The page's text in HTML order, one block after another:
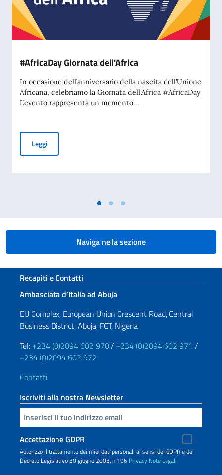
#AfricaDay Giornata dell'Africa
In occasione dell’anniversario della nascita dell’Unione
Africana, celebriamo la Giornata dell'Africa #AfricaDay
L’evento rappresenta un momento...
Leggi#AfricaDay Giornata dell'Africa
Naviga nella sezione
Sezione footer
Recapiti e Contatti
Ambasciata d’Italia ad Abuja
EU Complex, European Union Crescent Road, Central
Business District, Abuja, FCT, Nigeria
Tel: +234 (0)2094 602 970/ +234 (0)2094 602 971 /
+234 (0)2094 602 972
Contatti
Iscriviti alla nostra Newsletter
Inserisci la tua email
Accettazione GDPR
Autorizzo il trattamento dei miei dati personali ai sensi del GDPR e del
Decreto Legislativo 30 giugno 2003, n.196 Privacy Note Legali